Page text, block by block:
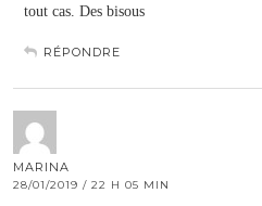
tout cas. Des bisous
RÉPONDRE
MARINA
28/01/2019 / 22 H 05 MIN